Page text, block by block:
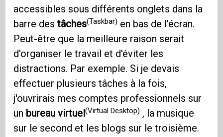
accessibles sous différents onglets dans la
barre destâches(Taskbar) en bas de l'écran.
Peut-être que la meilleure raison serait
d'organiser le travail et d'éviter les
distractions. Par exemple. Si je devais
effectuer plusieurs tâches à la fois,
j'ouvrirais mes comptes professionnels sur
un bureau virtuel(Virtual Desktop) , la musique
sur le second et les blogs sur le troisième.